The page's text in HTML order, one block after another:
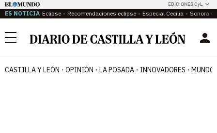
EDICIONES CyL
ES NOTICIA Eclipse Recomendaciones eclipse Especial Cecilia
Menú
CASTILLA Y LEÓN OPINIÓN LA POSADA INNOVADORES MUNDO